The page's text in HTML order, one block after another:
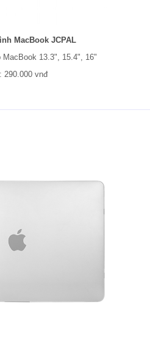
MacBook JCPAL
MacBook 13.3", 15.4", 16"
290.000 vnđ